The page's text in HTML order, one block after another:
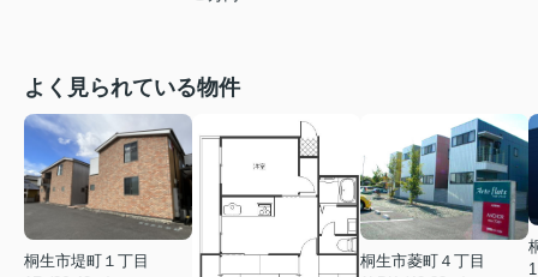
よく見られている物件
桐生市堤町１丁目
桐生市菱町４丁目